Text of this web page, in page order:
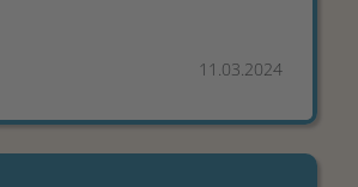
11.03.2024